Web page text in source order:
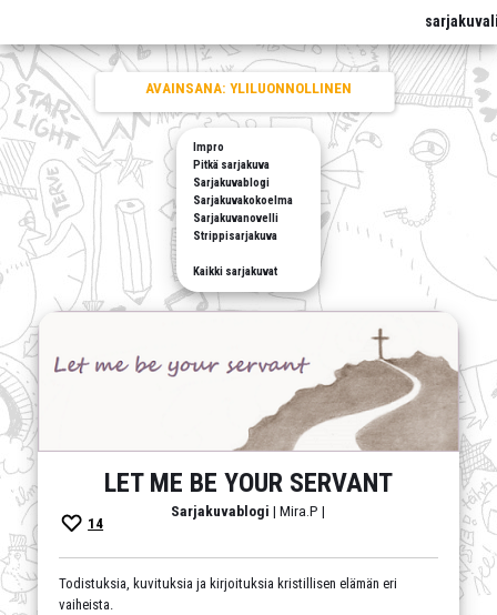
AVAINSANA: YLILUONNOLLINEN
Impro
Pitkä sarjakuva
Sarjakuvablogi
Sarjakuvakokoelma
Sarjakuvanovelli
Strippisarjakuva
Kaikki sarjakuvat
LET ME BE YOUR SERVANT
Sarjakuvablogi | Mira.P |
14
Todistuksia, kuvituksia ja kirjoituksia kristillisen elämän eri
vaiheista.